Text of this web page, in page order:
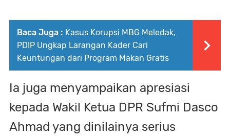
Baca Juga : Kasus Korupsi MBG Meledak,
PDIP Ungkap Larangan Kader Cari
Keuntungan dari Program Makan Gratis
Ia juga menyampaikan apresiasi
kepada Wakil Ketua DPR Sufmi Dasco
Ahmad yang dinilainya serius